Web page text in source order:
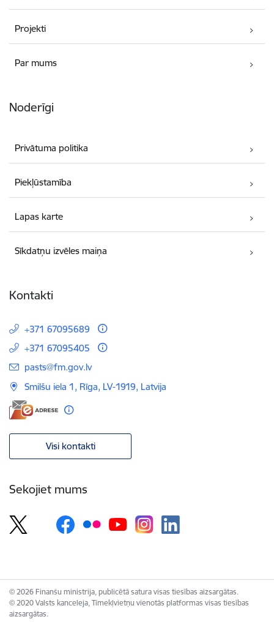
Projekti
Par mums
Noderīgi
Privātuma politika
Piekļūstamība
Lapas karte
Sīkdatņu izvēles maiņa
Kontakti
+371 67095689
+371 67095405
E-pasts:
pasts@fm.gov.lv
Smilšu iela 1, Rīga, LV-1919, Latvija
Visi kontakti
Sekojiet mums
© 2026 Finanšu ministrija, publicētā satura visas tiesības aizsargātas.
© 2020 Valsts kanceleja, Tīmekļvietņu vienotās platformas visas tiesības
aizsargātas.